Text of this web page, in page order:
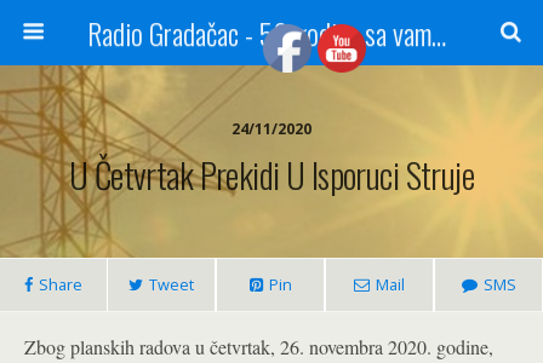
Radio Gradačac - 56 godina sa vama...
24/11/2020
U Četvrtak Prekidi U Isporuci Struje
Share Tweet Pin Mail SMS
Zbog planskih radova u četvrtak, 26. novembra 2020. godine,